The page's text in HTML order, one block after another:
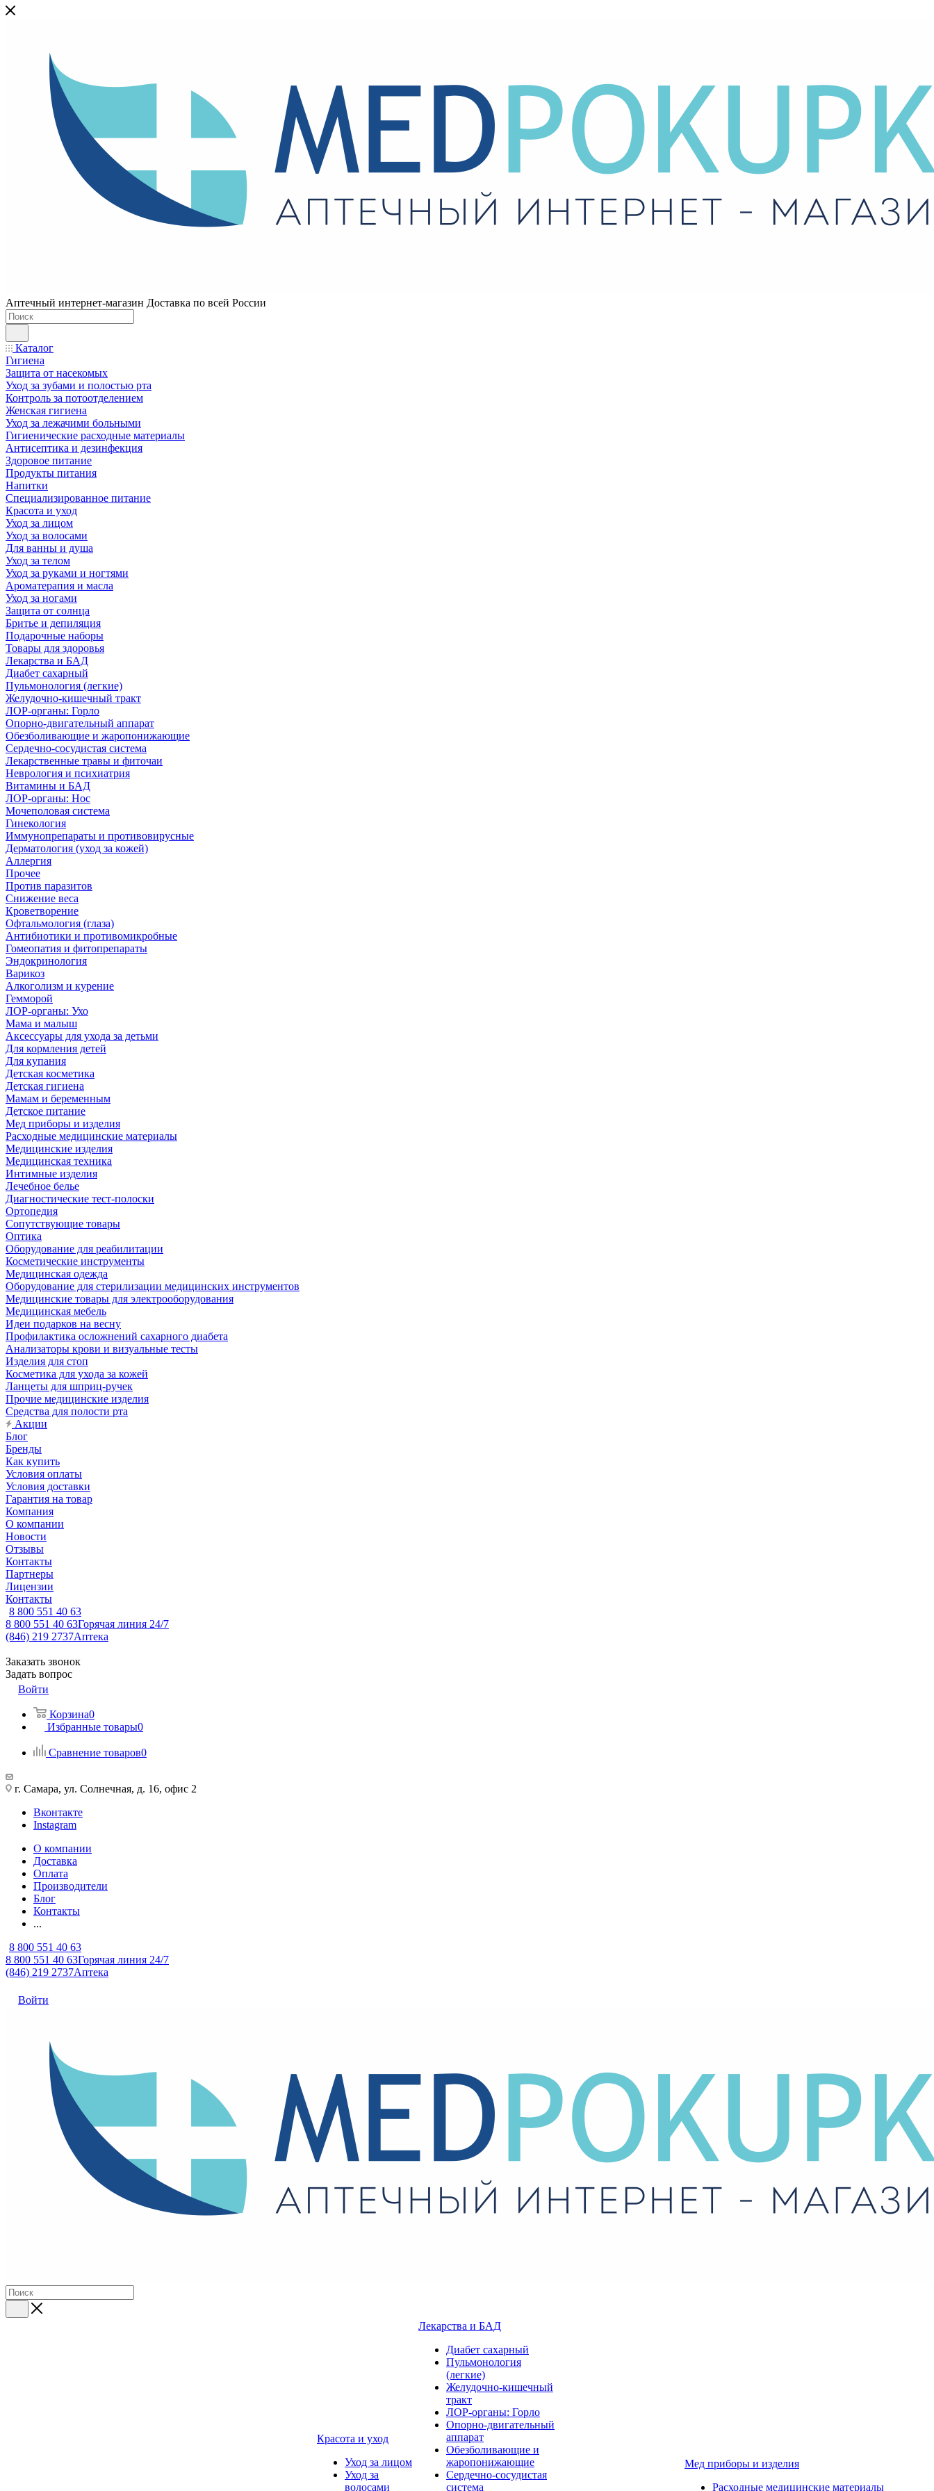
Аптечный интернет-магазин Доставка по всей России
Каталог
Гигиена
Защита от насекомых
Уход за зубами и полостью рта
Контроль за потоотделением
Женская гигиена
Уход за лежачими больными
Гигиенические расходные материалы
Антисептика и дезинфекция
Здоровое питание
Продукты питания
Напитки
Специализированное питание
Красота и уход
Уход за лицом
Уход за волосами
Для ванны и душа
Уход за телом
Уход за руками и ногтями
Ароматерапия и масла
Уход за ногами
Защита от солнца
Бритье и депиляция
Подарочные наборы
Товары для здоровья
Лекарства и БАД
Диабет сахарный
Пульмонология (легкие)
Желудочно-кишечный тракт
ЛОР-органы: Горло
Опорно-двигательный аппарат
Обезболивающие и жаропонижающие
Сердечно-сосудистая система
Лекарственные травы и фиточаи
Неврология и психиатрия
Витамины и БАД
ЛОР-органы: Нос
Мочеполовая система
Гинекология
Иммунопрепараты и противовирусные
Дерматология (уход за кожей)
Аллергия
Прочее
Против паразитов
Снижение веса
Кроветворение
Офтальмология (глаза)
Антибиотики и противомикробные
Гомеопатия и фитопрепараты
Эндокринология
Варикоз
Алкоголизм и курение
Гемморой
ЛОР-органы: Ухо
Мама и малыш
Аксессуары для ухода за детьми
Для кормления детей
Для купания
Детская косметика
Детская гигиена
Мамам и беременным
Детское питание
Мед приборы и изделия
Расходные медицинские материалы
Медицинские изделия
Медицинская техника
Интимные изделия
Лечебное белье
Диагностические тест-полоски
Ортопедия
Сопутствующие товары
Оптика
Оборудование для реабилитации
Косметические инструменты
Медицинская одежда
Оборудование для стерилизации медицинских инструментов
Медицинские товары для электрооборудования
Медицинская мебель
Идеи подарков на весну
Профилактика осложнений сахарного диабета
Анализаторы крови и визуальные тесты
Изделия для стоп
Косметика для ухода за кожей
Ланцеты для шприц-ручек
Прочие медицинские изделия
Средства для полости рта
Акции
Блог
Бренды
Как купить
Условия оплаты
Условия доставки
Гарантия на товар
Компания
О компании
Новости
Отзывы
Контакты
Партнеры
Лицензии
Контакты
8 800 551 40 63
8 800 551 40 63Горячая линия 24/7
(846) 219 2737Аптека
Заказать звонок
Задать вопрос
Войти
Корзина0
Избранные товары0
Сравнение товаров0
г. Самара, ул. Солнечная, д. 16, офис 2
Вконтакте
Instagram
О компании
Доставка
Оплата
Производители
Блог
Контакты
...
8 800 551 40 63
8 800 551 40 63Горячая линия 24/7
(846) 219 2737Аптека
Войти
Красота и уход
Уход за лицом
Уход за
волосами
Лекарства и БАД
Диабет сахарный
Пульмонология
(легкие)
Желудочно-кишечный
тракт
ЛОР-органы: Горло
Опорно-двигательный
аппарат
Обезболивающие и
жаропонижающие
Сердечно-сосудистая
система
Мед приборы и изделия
Расходные медицинские материалы